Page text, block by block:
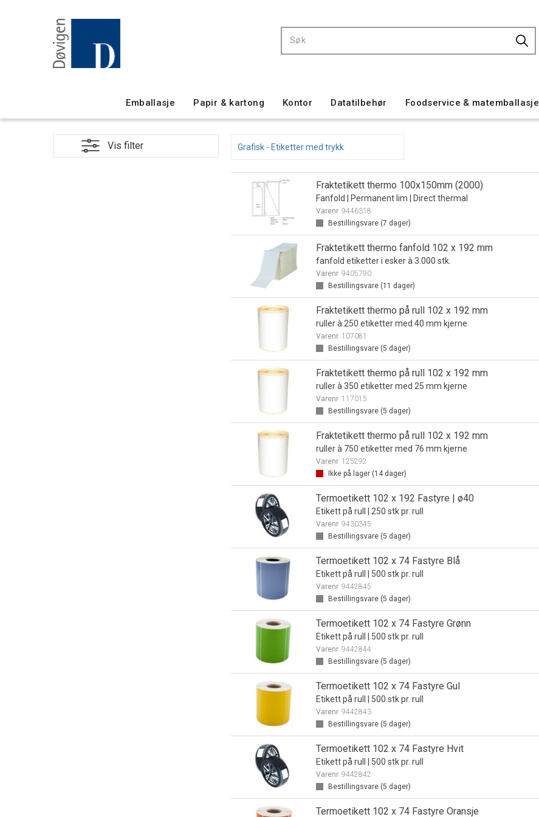
Emballasje Papir & kartong Kontor Datatilbehør Foodservice & matemballasje
Grafisk - Etiketter med trykk
Fraktetikett thermo 100x150mm (2000)
Fanfold | Permanent lim | Direct thermal
Varenr 9446318
Bestillingsvare (7 dager)
Fraktetikett thermo fanfold 102 x 192 mm
fanfold etiketter i esker à 3.000 stk.
Varenr 9405790
Bestillingsvare (11 dager)
Fraktetikett thermo på rull 102 x 192 mm
ruller à 250 etiketter med 40 mm kjerne
Varenr 107081
Bestillingsvare (5 dager)
Fraktetikett thermo på rull 102 x 192 mm
ruller à 350 etiketter med 25 mm kjerne
Varenr 117015
Bestillingsvare (5 dager)
Fraktetikett thermo på rull 102 x 192 mm
ruller à 750 etiketter med 76 mm kjerne
Varenr 125292
Ikke på lager (14dager)
Termoetikett 102 x 192 Fastyre | ø40
Etikett på rull | 250 stk pr. rull
Varenr 9430345
Bestillingsvare (5 dager)
Termoetikett 102 x 74 Fastyre Blå
Etikett på rull | 500 stk pr. rull
Varenr 9442845
Bestillingsvare (5 dager)
Termoetikett 102 x 74 Fastyre Grønn
Etikett på rull | 500 stk pr. rull
Varenr 9442844
Bestillingsvare (5 dager)
Termoetikett 102 x 74 Fastyre Gul
Etikett på rull | 500 stk pr. rull
Varenr 9442843
Bestillingsvare (5 dager)
Termoetikett 102 x 74 Fastyre Hvit
Etikett på rull | 500 stk pr. rull
Varenr 9442842
Bestillingsvare (5 dager)
Termoetikett 102 x 74 Fastyre Oransje